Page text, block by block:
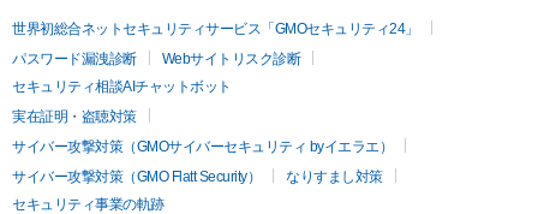
世界初総合ネットセキュリティサービス「GMOセキュリティ24」
パスワード漏洩診断
Webサイトリスク診断
セキュリティ相談AIチャットボット
実在証明・盗聴対策
サイバー攻撃対策（GMOサイバーセキュリティ byイエラエ）
サイバー攻撃対策（GMO Flatt Security）
なりすまし対策
セキュリティ事業の軌跡